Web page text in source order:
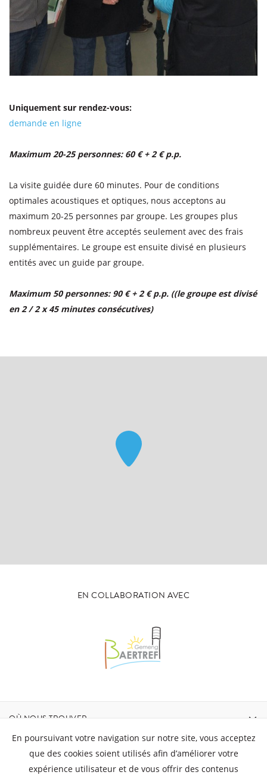
Uniquement sur rendez-vous:
demande en ligne
Maximum 20-25 personnes: 60 € + 2 € p.p.
La visite guidée dure 60 minutes. Pour de conditions
optimales acoustiques et optiques, nous acceptons au
maximum 20-25 personnes par groupe. Les groupes plus
nombreux peuvent être acceptés seulement avec des frais
supplémentaires. Le groupe est ensuite divisé en plusieurs
entités avec un guide par groupe.
Maximum 50 personnes: 90 € + 2 € p.p. ((le groupe est divisé
en 2 / 2 x 45 minutes consécutives)
EN COLLABORATION AVEC
OÙ NOUS TROUVER
CONTACT
En poursuivant votre navigation sur notre site, vous acceptez
que des cookies soient utilisés afin d’améliorer votre
expérience utilisateur et de vous offrir des contenus